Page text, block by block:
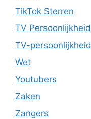
TikTok Sterren
TV Persoonlijkheid
TV-persoonlijkheid
Wet
Youtubers
Zaken
Zangers